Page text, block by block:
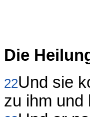
Die
22Und sie
zu ihm und